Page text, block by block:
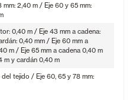
mm: 2,40 m / Eje 60 y 65 mm:
0,40 m / Eje 43 mm a cadena:
0,40 mm / Eje 60 mm a
m / Eje 65 mm a cadena 0,40 m
m y cardán 0,40 m
tejido / Eje 60, 65 y 78 mm: